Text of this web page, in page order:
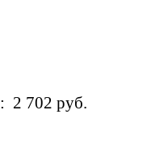
: 2 702 руб.